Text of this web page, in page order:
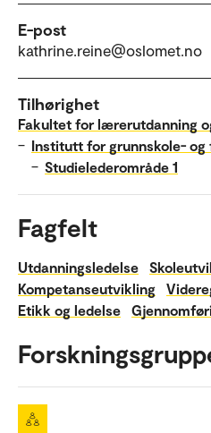
E-post
kathrine.reine@oslomet.no
Tilhørighet
Fakultet for lærerutdanning
– Institutt for grunnskole-
– Studielederområde 1
Fagfelt
Utdanningsledelse
Kompetanseutvikling
Etikk og ledelse